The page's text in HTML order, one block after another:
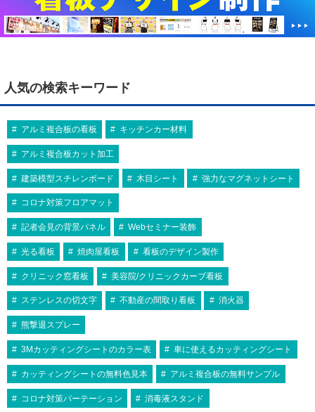
人気の検索キーワード
アルミ複合板の看板 キッチンカー材料
アルミ複合板カット加工
建築模型スチレンボード 木目シート 強力なマグネットシート
コロナ対策フロアマット
記者会見の背景パネル Webセミナー装飾
光る看板 焼肉屋看板 看板のデザイン製作
クリニック窓看板 美容院/クリニックカーブ看板
ステンレスの切文字 不動産の間取り看板 消火器
熊撃退スプレー
3Mカッティングシートのカラー表 車に使えるカッティングシート
カッティングシートの無料色見本 アルミ複合板の無料サンプル
コロナ対策パーテーション 消毒液スタンド